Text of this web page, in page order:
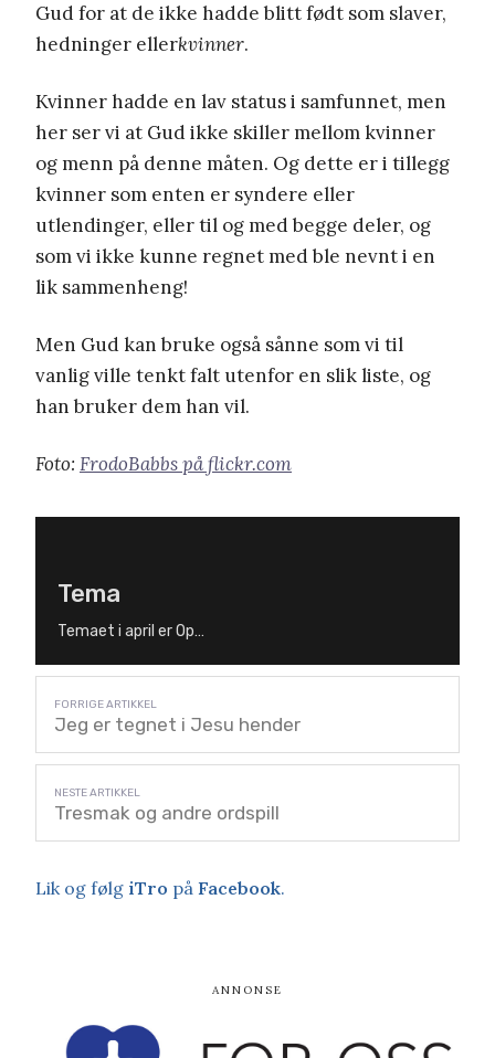
Gud for at de ikke hadde blitt født som slaver,
hedninger ellerkvinner.
Kvinner hadde en lav status i samfunnet, men
her ser vi at Gud ikke skiller mellom kvinner
og menn på denne måten. Og dette er i tillegg
kvinner som enten er syndere eller
utlendinger, eller til og med begge deler, og
som vi ikke kunne regnet med ble nevnt i en
lik sammenheng!
Men Gud kan bruke også sånne som vi til
vanlig ville tenkt falt utenfor en slik liste, og
han bruker dem han vil.
Foto: FrodoBabbs på flickr.com
Tema
Temaet i april er Op…
Jeg er tegnet i Jesu hender
Tresmak og andre ordspill
Lik og følg iTro på Facebook.